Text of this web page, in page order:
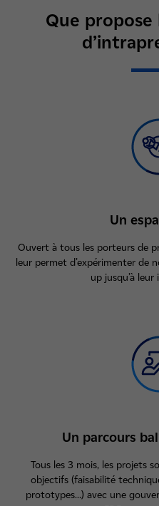
Que
Un
Ouvert à tous les porteurs de
leur permet d’expérimenter de
up jusqu’à
Un parcours
Tous les 3 mois, les projets
objectifs (faisabilité
prototypes…) avec une